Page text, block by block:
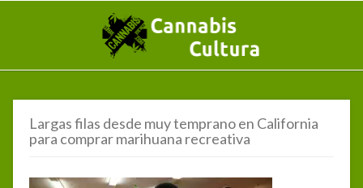
Largas filas desde muy temprano en California
para comprar marihuana recreativa